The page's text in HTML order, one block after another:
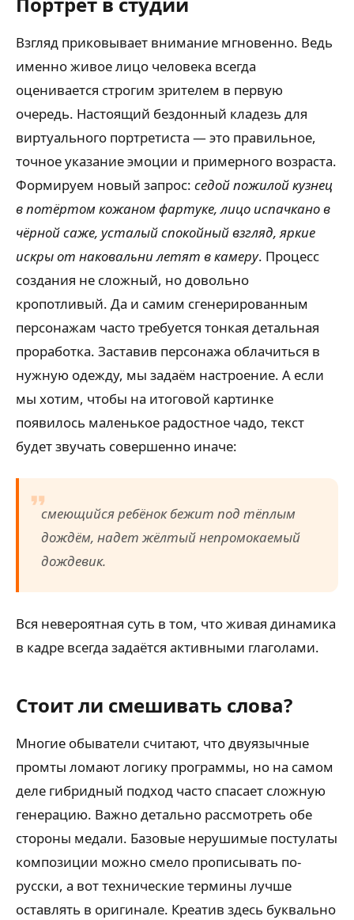
Взгляд приковывает внимание мгновенно. Ведь
именно живое лицо человека всегда
оценивается строгим зрителем в первую
очередь. Настоящий бездонный кладезь для
виртуального портретиста — это правильное,
точное указание эмоции и примерного возраста.
Формируем новый запрос: седой пожилой кузнец
в потёртом кожаном фартуке, лицо испачкано в
чёрной саже, усталый спокойный взгляд, яркие
искры от наковальни летят в камеру. Процесс
создания не сложный, но довольно
кропотливый. Да и самим сгенерированным
персонажам часто требуется тонкая детальная
проработка. Заставив персонажа облачиться в
нужную одежду, мы задаём настроение. А если
мы хотим, чтобы на итоговой картинке
появилось маленькое радостное чадо, текст
будет звучать совершенно иначе:
смеющийся ребёнок бежит под тёплым
дождём, надет жёлтый непромокаемый
дождевик.
Вся невероятная суть в том, что живая динамика
в кадре всегда задаётся активными глаголами.
Стоит ли смешивать слова?
Многие обыватели считают, что двуязычные
промты ломают логику программы, но на самом
деле гибридный подход часто спасает сложную
генерацию. Важно детально рассмотреть обе
стороны медали. Базовые нерушимые постулаты
композиции можно смело прописывать по-
русски, а вот технические термины лучше
оставлять в оригинале. Креатив здесь буквально